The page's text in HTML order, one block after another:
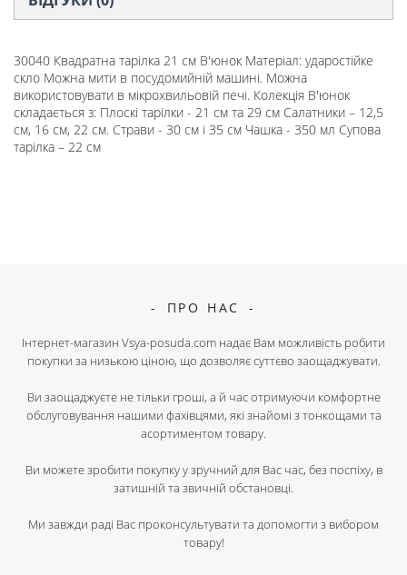
30040 Квадратна тарілка 21 см В'юнок Матеріал: ударостійке
скло Можна мити в посудомийній машині. Можна
використовувати в мікрохвильовій печі. Колекція В'юнок
складається з: Плоскі тарілки - 21 см та 29 см Салатники – 12,5
см, 16 см, 22 см. Страви - 30 см і 35 см Чашка - 350 мл Супова
тарілка – 22 см
ПРО НАС
Інтернет-магазин Vsya-posuda.com надає Вам можливість робити
покупки за низькою ціною, що дозволяє суттєво заощаджувати.
Ви заощаджуєте не тільки гроші, а й час отримуючи комфортне
обслуговування нашими фахівцями, які знайомі з тонкощами та
асортиментом товару.
Ви можете зробити покупку у зручний для Вас час, без поспіху, в
затишній та звичній обстановці.
Ми завжди раді Вас проконсультувати та допомогти з вибором
товару!